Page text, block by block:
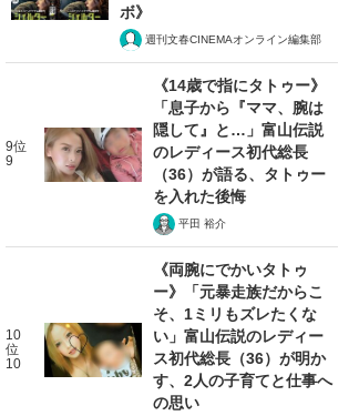
ボ》
週刊文春CINEMAオンライン編集部
9位
9
《14歳で指にタトゥー》
「息子から『ママ、腕は
隠して』と…」富山伝説
のレディース初代総長
（36）が語る、タトゥー
を入れた後悔
平田 裕介
10
位
10
《両腕にでかいタトゥ
ー》「元暴走族だからこ
そ、1ミリもズレたくな
い」富山伝説のレディー
ス初代総長（36）が明か
す、2人の子育てと仕事へ
の思い